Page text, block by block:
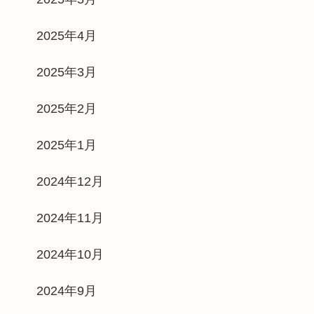
2025年4月
2025年3月
2025年2月
2025年1月
2024年12月
2024年11月
2024年10月
2024年9月